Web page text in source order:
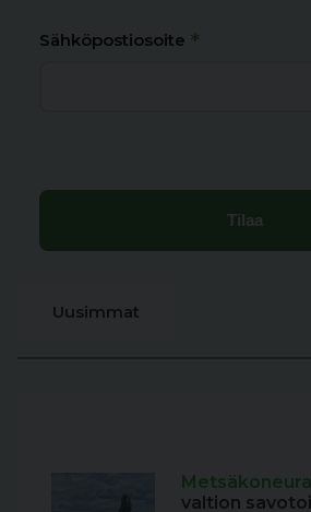
Sähköpostiosoite *
Uusimmat
valtion